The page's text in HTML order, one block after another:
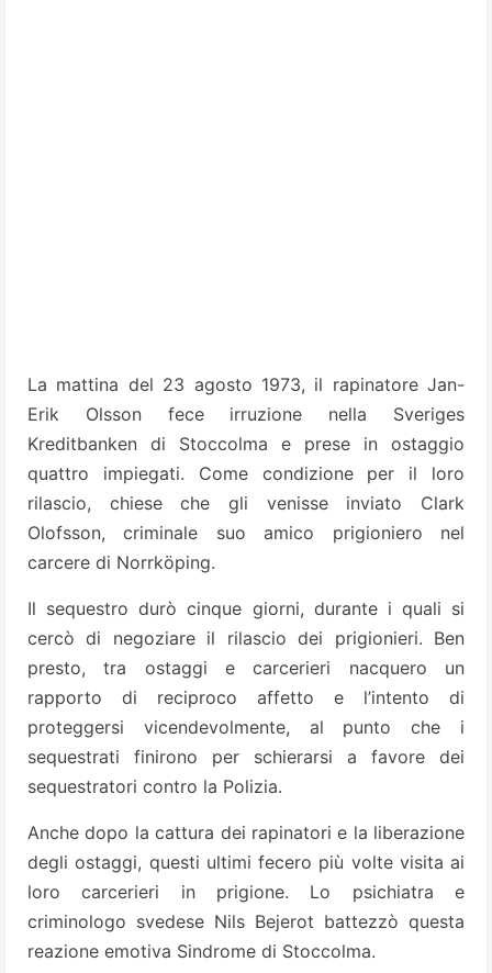
La mattina del 23 agosto 1973, il rapinatore Jan-
Erik Olsson fece irruzione nella Sveriges
Kreditbanken di Stoccolma e prese in ostaggio
quattro impiegati. Come condizione per il loro
rilascio, chiese che gli venisse inviato Clark
Olofsson, criminale suo amico prigioniero nel
carcere di Norrköping.
Il sequestro durò cinque giorni, durante i quali si
cercò di negoziare il rilascio dei prigionieri. Ben
presto, tra ostaggi e carcerieri nacquero un
rapporto di reciproco affetto e l’intento di
proteggersi vicendevolmente, al punto che i
sequestrati finirono per schierarsi a favore dei
sequestratori contro la Polizia.
Anche dopo la cattura dei rapinatori e la liberazione
degli ostaggi, questi ultimi fecero più volte visita ai
loro carcerieri in prigione. Lo psichiatra e
criminologo svedese Nils Bejerot battezzò questa
reazione emotiva Sindrome di Stoccolma.